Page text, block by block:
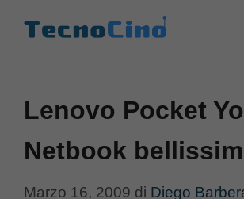
Lenovo Pocket
Netbook
Marzo 16, 2009 di Diego